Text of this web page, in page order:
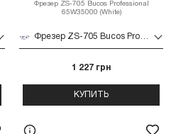
Фрезер ZS-705 Bucos Professional
65W35000 (White)
Фрезер ZS-705 Bucos Professional 65W35000 (White)
1 227 грн
КУПИТЬ